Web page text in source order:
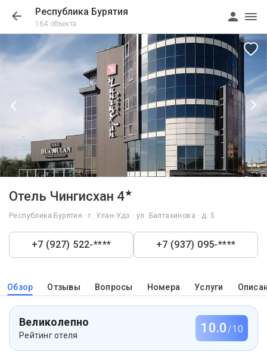
Республика Бурятия
164 объекта
Отель Чингисхан 4★
Республика Бурятия · г. Улан-Удэ · ул. Балтахинова · д. 5
+7 (927) 522-**** +7 (937) 095-****
Обзор Отзывы Вопросы Номера Услуги
Великолепно
Рейтинг отеля 10.0/10